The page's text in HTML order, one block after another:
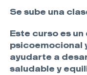
Se sube una
Este curso es
psicoemocional
ayudarte a
saludable y